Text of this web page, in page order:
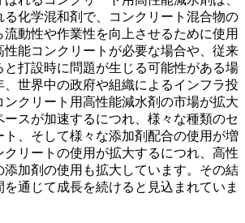
る化学混和剤で、コンクリート混合物の
動性や作業性を向上させるために使用
性能コンクリートが必要な場合や、従来
と打設時に問題が生じる可能性がある場
世界中の政府や組織によるインフラ投
ンクリート用高性能減水剤の市場が拡大
ースが加速するにつれ、様々な種類のセ
ト、そして様々な添加剤配合の使用が増
クリートの使用が拡大するにつれ、高性
添加剤の使用も拡大しています。その結
通じて成長を続けると見込まれていま